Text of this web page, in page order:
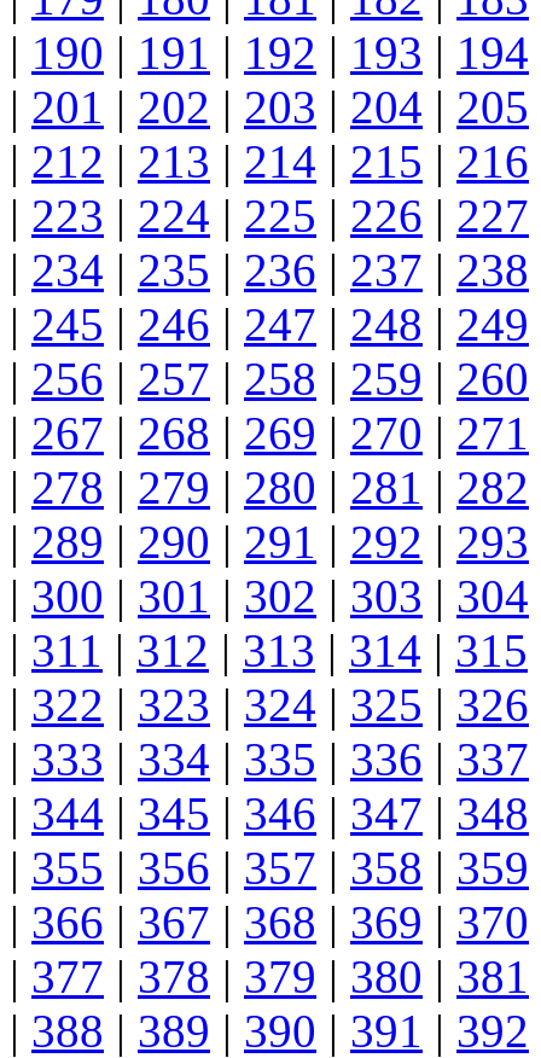
| 190 | 191 | 192 | 193 | 194
| 201 | 202 | 203 | 204 | 205
| 212 | 213 | 214 | 215 | 216
| 223 | 224 | 225 | 226 | 227
| 234 | 235 | 236 | 237 | 238
| 245 | 246 | 247 | 248 | 249
| 256 | 257 | 258 | 259 | 260
| 267 | 268 | 269 | 270 | 271
| 278 | 279 | 280 | 281 | 282
| 289 | 290 | 291 | 292 | 293
| 300 | 301 | 302 | 303 | 304
| 311 | 312 | 313 | 314 | 315
| 322 | 323 | 324 | 325 | 326
| 333 | 334 | 335 | 336 | 337
| 344 | 345 | 346 | 347 | 348
| 355 | 356 | 357 | 358 | 359
| 366 | 367 | 368 | 369 | 370
| 377 | 378 | 379 | 380 | 381
| 388 | 389 | 390 | 391 | 392